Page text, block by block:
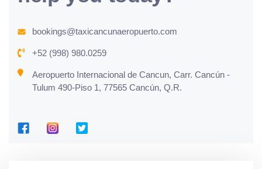
bookings@taxicancunaeropuerto.com
+52 (998) 980.0259
Aeropuerto Internacional de Cancun, Carr. Cancún -
Tulum 490-Piso 1, 77565 Cancún, Q.R.